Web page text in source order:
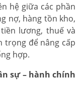
hệ giữa các phần
nợ, hàng tồn kho,
lương, thuế và
trọng để nâng cấp
hợp.
sự – hành chính